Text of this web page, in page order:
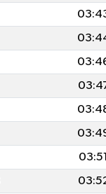
03:51